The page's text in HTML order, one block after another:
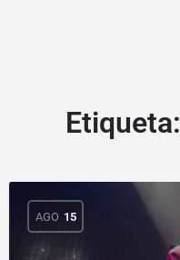
Etiqueta:
AGO 15